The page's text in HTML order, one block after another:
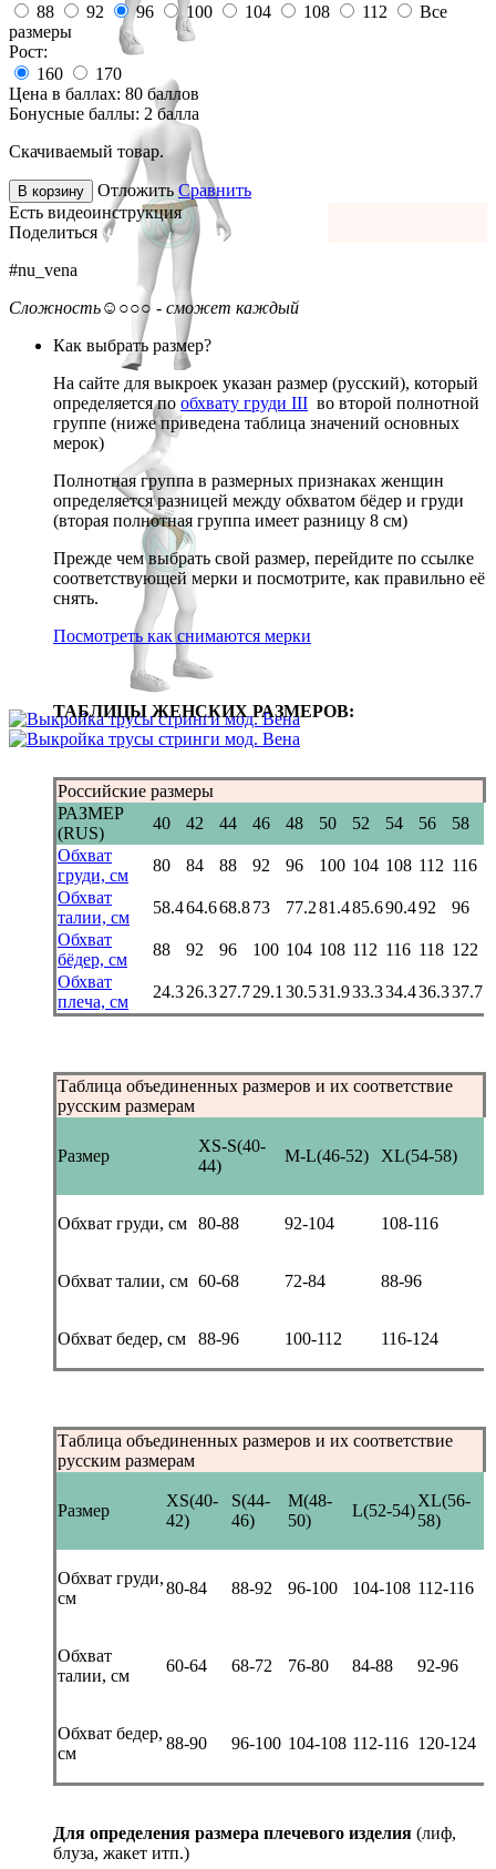
88
92 96 100 104 108 112
Все
размеры
Рост:
160
170
Цена в баллах: 80 баллов
Бонусные баллы: 2 балла
Скачиваемый товар.
В корзину Отложить Сравнить
Есть видеоинструкция
Поделиться
#nu_vena
Сложность☺○○○ - сможет каждый
Как выбрать размер?
На сайте для выкроек указан размер (русский), который
определяется по обхвату груди III во второй полнотной
группе (ниже приведена таблица значений основных
мерок)
Полнотная группа в размерных признаках женщин
определяется разницей между обхватом бёдер и груди
(вторая полнотная группа имеет разницу 8 см)
Прежде чем выбрать свой размер, перейдите по ссылке
соответствующей мерки и посмотрите, как правильно её
снять.
Посмотреть как снимаются мерки
ТАБЛИЦЫ ЖЕНСКИХ РАЗМЕРОВ:
Российские размеры
РАЗМЕР
(RUS)
40 42 44 46 48 50 52 54 56
58
Обхват
груди, см
80 84 88 92 96 100 104 108 112 116
Обхват
талии, см
58.464.668.873 77.281.485.690.492
96
Обхват
бёдер, см
88 92 96 100 104 108 112 116 118 122
Обхват
плеча, см
24.326.327.729.1 30.531.933.334.436.337.7
Таблица объединенных размеров и их соответствие
русским размерам
Размер
XS-S(40-
44)
M-L(46-52) XL(54-58)
Обхват груди, см 80-88 92-104 108-116
Обхват талии, см 60-68 72-84 88-96
Обхват бедер, см 88-96 100-112 116-124
Таблица объединенных размеров и их соответствие
русским размерам
Размер
XS(40-
42)
S(44-
46)
M(48-
50)
L(52-54)
XL(56-
58)
Обхват груди,
см
80-84 88-92 96-100 104-108 112-116
Обхват
талии, см
60-64 68-72 76-80 84-88 92-96
Обхват бедер,
см
88-90 96-100 104-108 112-116 120-124
Для определения размера плечевого изделия (лиф,
блуза, жакет итп.)